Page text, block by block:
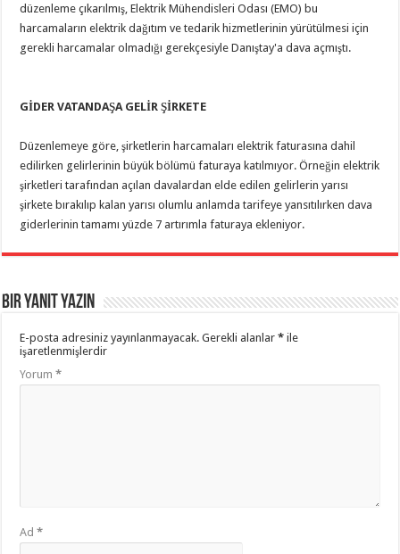
düzenleme çıkarılmış, Elektrik Mühendisleri Odası (EMO) bu
harcamaların elektrik dağıtım ve tedarik hizmetlerinin yürütülmesi için
gerekli harcamalar olmadığı gerekçesiyle Danıştay'a dava açmıştı.
GİDER VATANDAŞA GELİR ŞİRKETE
Düzenlemeye göre, şirketlerin harcamaları elektrik faturasına dahil
edilirken gelirlerinin büyük bölümü faturaya katılmıyor. Örneğin elektrik
şirketleri tarafından açılan davalardan elde edilen gelirlerin yarısı
şirkete bırakılıp kalan yarısı olumlu anlamda tarifeye yansıtılırken dava
giderlerinin tamamı yüzde 7 artırımla faturaya ekleniyor.
Bir yanıt yazın
E-posta adresiniz yayınlanmayacak. Gerekli alanlar* ile
işaretlenmişlerdir
Yorum*
Ad*